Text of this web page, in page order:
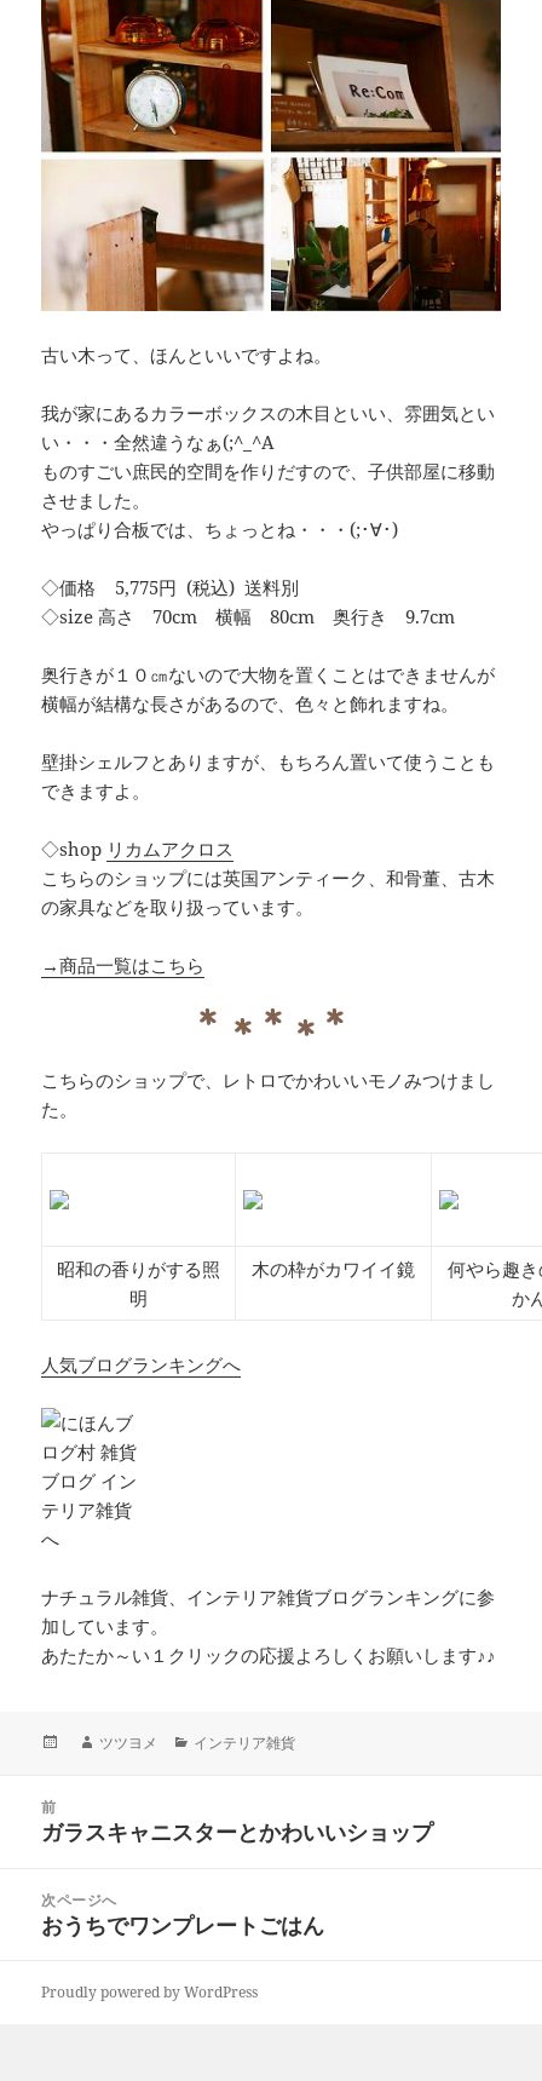
古い木って、ほんといいですよね。
我が家にあるカラーボックスの木目といい、雰囲気とい
い・・・全然違うなぁ(;^_^A
ものすごい庶民的空間を作りだすので、子供部屋に移動
させました。
やっぱり合板では、ちょっとね・・・(;･∀･)
◇価格 5,775円 (税込) 送料別
◇size 高さ 70cm 横幅 80cm 奥行き 9.7cm
奥行きが１０㎝ないので大物を置くことはできませんが
横幅が結構な長さがあるので、色々と飾れますね。
壁掛シェルフとありますが、もちろん置いて使うことも
できますよ。
◇shop リカムアクロス
こちらのショップには英国アンティーク、和骨董、古木
の家具などを取り扱っています。
→商品一覧はこちら
こちらのショップで、レトロでかわいいモノみつけまし
た。
昭和の香りがする照
明
木の枠がカワイイ鏡
何やら趣
か
人気ブログランキングへ
ナチュラル雑貨、インテリア雑貨ブログランキングに参
加しています。
あたたか～い１クリックの応援よろしくお願いします♪♪
作
ツツヨメ
カ
ー
インテリア雑貨
前
前
投
稿:
ガラスキャニスターとかわいいショップ
次ページへ
次
投
おうちでワンプレートごはん
Proudly powered by WordPress